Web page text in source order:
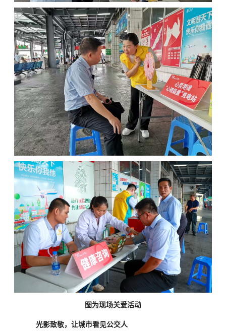
图为现场关爱活动
光影致敬，让城市看见公交人